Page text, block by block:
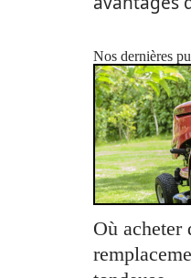
Nos dernières
Où acheter